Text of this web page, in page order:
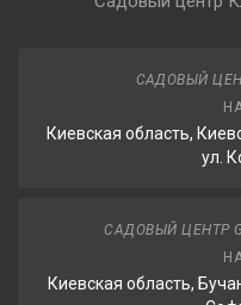
САДОВЫЙ
Киевская область,
ул.
САДОВЫЙ ЦЕНТР
Киевская область,